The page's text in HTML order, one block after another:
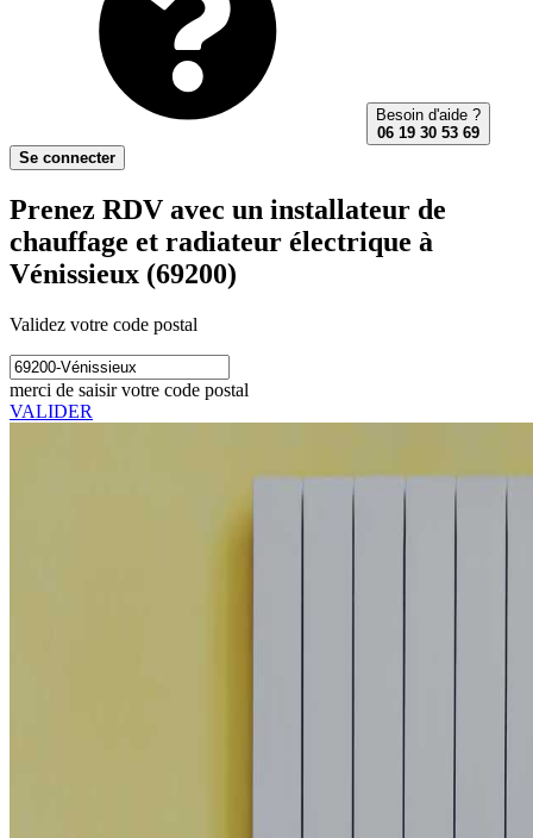
Besoin d'aide ?
06 19 30 53 69
Se connecter
Prenez RDV avec un installateur de
chauffage et radiateur électrique à
Vénissieux (69200)
Validez votre code postal
merci de saisir votre code postal
VALIDER